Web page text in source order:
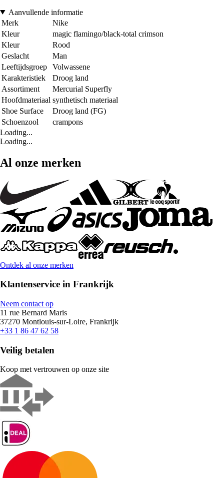
Aanvullende informatie
Merk
Nike
Kleur
magic flamingo/black-total crimson
Kleur
Rood
Geslacht
Man
Leeftijdsgroep
Volwassene
Karakteristiek
Droog land
Assortiment
Mercurial Superfly
Hoofdmateriaal synthetisch materiaal
Shoe Surface
Droog land (FG)
Schoenzool
crampons
Loading...
Loading...
Al onze merken
Ontdek al onze merken
Klantenservice in Frankrijk
Neem contact op
11 rue Bernard Maris
37270 Montlouis-sur-Loire, Frankrijk
+33 1 86 47 62 58
Veilig betalen
Koop met vertrouwen op onze site